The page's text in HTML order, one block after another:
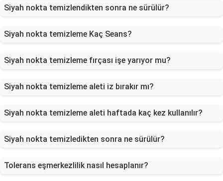
Siyah nokta temizlendikten sonra ne sürülür?
Siyah nokta temizleme Kaç Seans?
Siyah nokta temizleme fırçası işe yarıyor mu?
Siyah nokta temizleme aleti iz bırakır mı?
Siyah nokta temizleme aleti haftada kaç kez kullanılır?
Siyah nokta temizledikten sonra ne sürülür?
Tolerans eşmerkezlilik nasıl hesaplanır?